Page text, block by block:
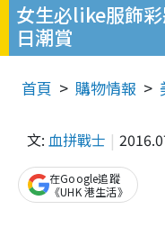
女生必like服飾
日潮賞
首頁 購物情報
文: 血拼戰士
在Google追蹤
《UHK 港生活》